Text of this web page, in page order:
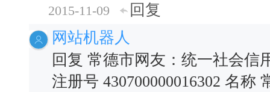
2015-11-09
回复
网站机器人
回复 常德市网友：统一社会信
注册号 430700000016302 名称